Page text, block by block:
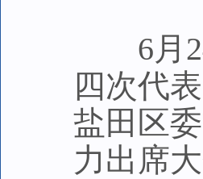
6月24
四次代
盐田区
力出席